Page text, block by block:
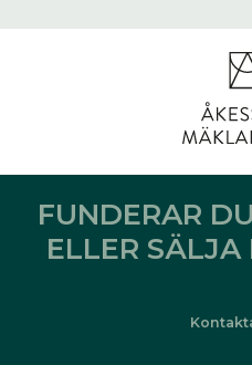
FUNDERAR
ELLER